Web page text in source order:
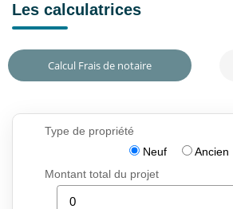
Les calculatrices
Calcul Frais de notaire